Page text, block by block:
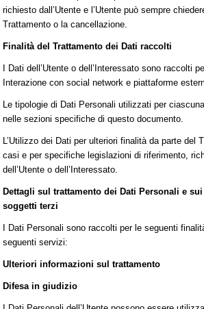
richiesto dall’Utente e l’Utente può sempre
Trattamento o la cancellazione.
Finalità del Trattamento dei Dati raccolti
I Dati dell’Utente o dell’Interessato sono raccolti
Interazione con social network e piattaforme
Le tipologie di Dati Personali utilizzati per
nelle sezioni specifiche di questo documento.
L’Utilizzo dei Dati per ulteriori finalità da parte del
casi e per specifiche legislazioni di riferimento,
dell’Utente o dell’Interessato.
Dettagli sul trattamento dei Dati Personali e
soggetti terzi
I Dati Personali sono raccolti per le seguenti
seguenti servizi:
Ulteriori informazioni sul trattamento
Difesa in giudizio